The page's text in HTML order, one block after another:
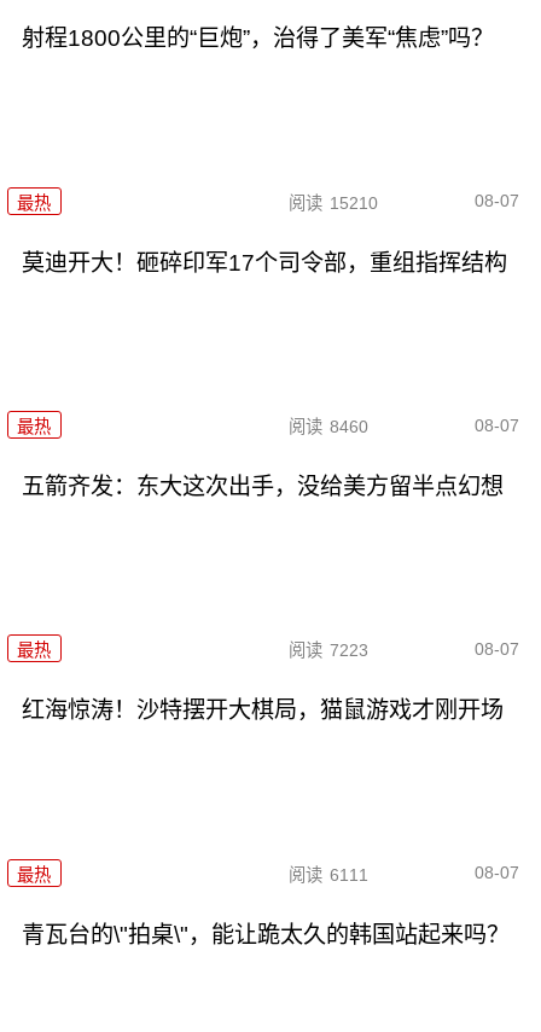
射程1800公里的“巨炮”，治得了美军“焦虑”吗？
最热 阅读 15210 08-07
莫迪开大！砸碎印军17个司令部，重组指挥结构
最热 阅读 8460 08-07
五箭齐发：东大这次出手，没给美方留半点幻想
最热 阅读 7223 08-07
红海惊涛！沙特摆开大棋局，猫鼠游戏才刚开场
最热 阅读 6111 08-07
青瓦台的\"拍桌\"，能让跪太久的韩国站起来吗？